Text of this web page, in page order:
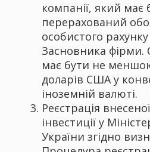
компанії, який має
перерахований
особистого
Засновника фірми.
має бути не
доларів США у
іноземній валюті.
Реєстрація
інвестиції у
України згідно